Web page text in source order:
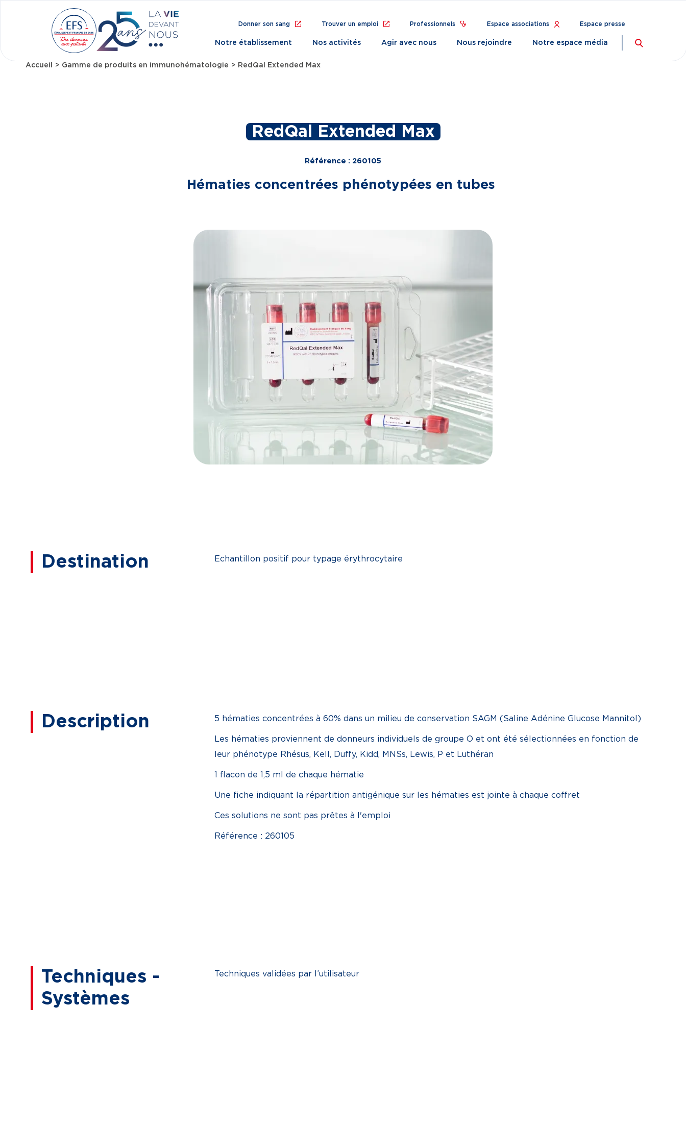
Donner son sang Trouver un emploi Professionnels Espace associations Espace presse
Notre établissement Nos activités Agir avec nous Nous rejoindre Notre espace média
Fil d'Ariane
Accueil Gamme de produits en immunohématologie RedQal Extended Max
RedQal Extended Max
Référence : 260105
Hématies concentrées phénotypées en tubes
Destination Echantillon positif pour typage érythrocytaire
Description 5 hématies concentrées à 60% dans un milieu de conservation SAGM (Saline Adénine Glucose Mannitol)
Les hématies proviennent de donneurs individuels de groupe O et ont été sélectionnées en fonction de
leur phénotype Rhésus, Kell, Duffy, Kidd, MNSs, Lewis, P et Luthéran
1 flacon de 1,5 ml de chaque hématie
Une fiche indiquant la répartition antigénique sur les hématies est jointe à chaque coffret
Ces solutions ne sont pas prêtes à l'emploi
Référence : 260105
Techniques -
Systèmes
Techniques validées par l’utilisateur